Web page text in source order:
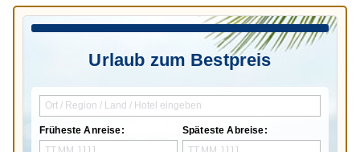
Urlaub zum Bestpreis
Früheste Anreise: Späteste Abreise: